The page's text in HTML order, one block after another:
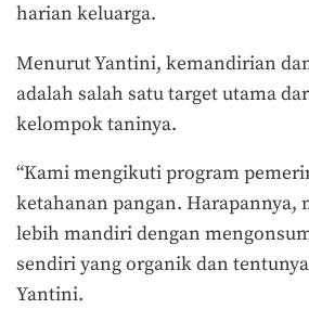
harian keluarga.
Menurut Yantini, kemandirian
adalah salah satu target utama
kelompok taninya.
“Kami mengikuti program
ketahanan pangan. Harapannya,
lebih mandiri dengan
sendiri yang organik dan
Yantini.